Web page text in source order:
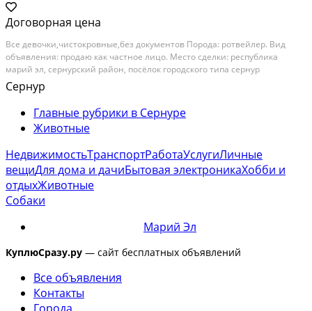
Договорная цена
Все девочки,чистокровные,без документов Порода: ротвейлер. Вид
объявления: продаю как частное лицо. Место сделки: республика
марий эл, сернурский район, посёлок городского типа сернур
Сернур
Главные рубрики в Сернуре
Животные
НедвижимостьТранспортРаботаУслугиЛичные
вещиДля дома и дачиБытовая электроникаХобби и
отдыхЖивотные
Собаки
Марий Эл
КуплюСразу.ру — сайт бесплатных объявлений
Все объявления
Контакты